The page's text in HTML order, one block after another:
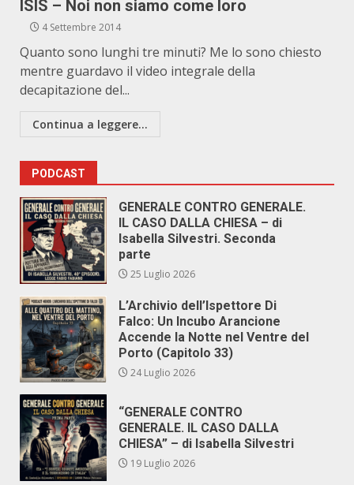
ISIS – Noi non siamo come loro
4 Settembre 2014
Quanto sono lunghi tre minuti? Me lo sono chiesto
mentre guardavo il video integrale della
decapitazione del...
Continua a leggere...
PODCAST
GENERALE CONTRO GENERALE.
IL CASO DALLA CHIESA – di
Isabella Silvestri. Seconda
parte
25 Luglio 2026
L’Archivio dell’Ispettore Di
Falco: Un Incubo Arancione
Accende la Notte nel Ventre del
Porto (Capitolo 33)
24 Luglio 2026
“GENERALE CONTRO
GENERALE. IL CASO DALLA
CHIESA” – di Isabella Silvestri
19 Luglio 2026